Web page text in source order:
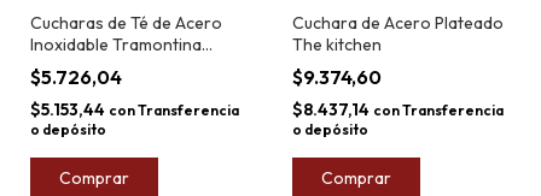
Cucharas de Té de Acero
Inoxidable Tramontina
Ipanema
$5.726,04
$5.153,44 conTransferencia
o depósito
Comprar
Cuchara de Acero Plateado
The kitchen
$9.374,60
$8.437,14 conTransferencia
o depósito
Comprar